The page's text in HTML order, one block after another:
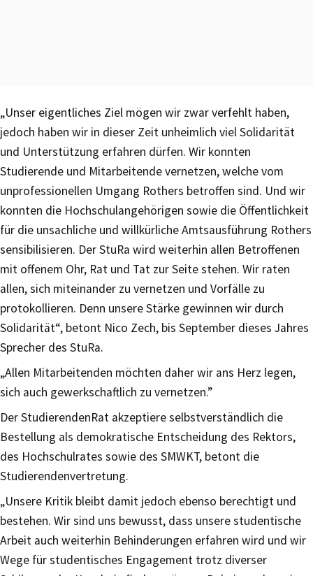
„Unser eigentliches Ziel mögen wir zwar verfehlt haben,
jedoch haben wir in dieser Zeit unheimlich viel Solidarität
und Unterstützung erfahren dürfen. Wir konnten
Studierende und Mitarbeitende vernetzen, welche vom
unprofessionellen Umgang Rothers betroffen sind. Und wir
konnten die Hochschulangehörigen sowie die Öffentlichkeit
für die unsachliche und willkürliche Amtsausführung Rothers
sensibilisieren. Der StuRa wird weiterhin allen Betroffenen
mit offenem Ohr, Rat und Tat zur Seite stehen. Wir raten
allen, sich miteinander zu vernetzen und Vorfälle zu
protokollieren. Denn unsere Stärke gewinnen wir durch
Solidarität“, betont Nico Zech, bis September dieses Jahres
Sprecher des StuRa.
„Allen Mitarbeitenden möchten daher wir ans Herz legen,
sich auch gewerkschaftlich zu vernetzen.”
Der StudierendenRat akzeptiere selbstverständlich die
Bestellung als demokratische Entscheidung des Rektors,
des Hochschulrates sowie des SMWKT, betont die
Studierendenvertretung.
„Unsere Kritik bleibt damit jedoch ebenso berechtigt und
bestehen. Wir sind uns bewusst, dass unsere studentische
Arbeit auch weiterhin Behinderungen erfahren wird und wir
Wege für studentisches Engagement trotz diverser